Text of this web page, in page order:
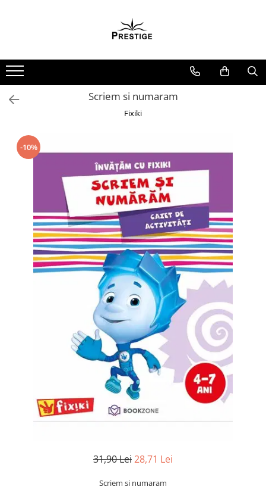
Noutati
Promotii
Pachete Speciale Carti
Arte Divinatorii
Astrologie
Dezvoltare Spirituala
KidConnection
Minte Corp
New Illuminati Files
Numerologie
Crestinism
ScienceConnection
Scriem si numaram
Fixiki
-10%
31,90 Lei28,71 Lei
Scriem si numaram